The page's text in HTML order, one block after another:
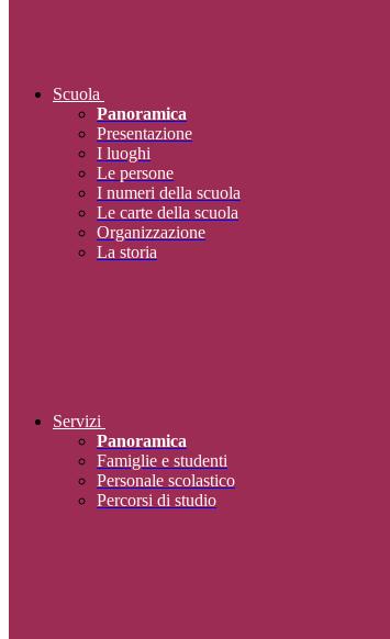
Scuola
Panoramica
Presentazione
I luoghi
Le persone
I numeri della scuola
Le carte della scuola
Organizzazione
La storia
Servizi
Panoramica
Famiglie e studenti
Personale scolastico
Percorsi di studio